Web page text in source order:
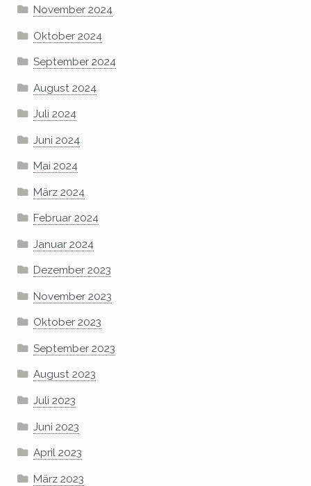
November 2024
Oktober 2024
September 2024
August 2024
Juli 2024
Juni 2024
Mai 2024
März 2024
Februar 2024
Januar 2024
Dezember 2023
November 2023
Oktober 2023
September 2023
August 2023
Juli 2023
Juni 2023
April 2023
März 2023